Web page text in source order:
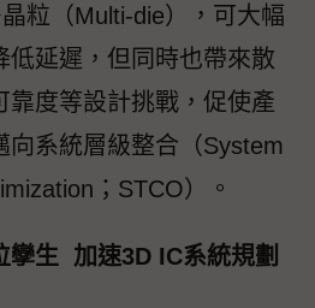
粒（Multi-die），可大幅
低延遲，但同時也帶來散
靠度等設計挑戰，促使產
向系統層級整合（System
；STCO）。
孿生 加速3D IC系統規劃